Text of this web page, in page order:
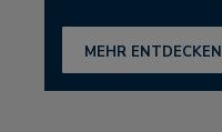
MEHR ENTDECKEN